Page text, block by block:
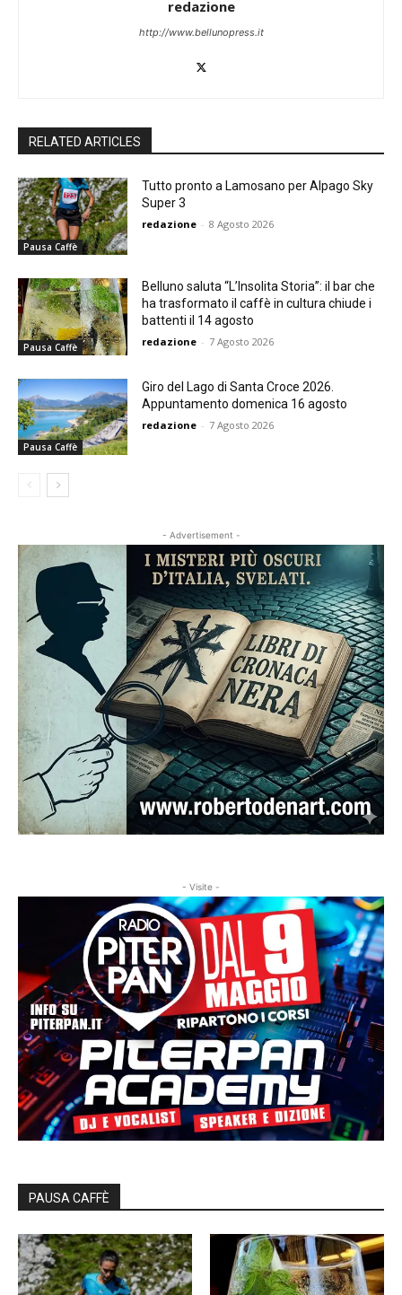
redazione
http://www.bellunopress.it
RELATED ARTICLES
Pausa Caffè
Tutto pronto a Lamosano per Alpago Sky
Super 3
redazione - 8 Agosto 2026
Pausa Caffè
Belluno saluta “L’Insolita Storia”: il bar che
ha trasformato il caffè in cultura chiude i
battenti il 14 agosto
redazione - 7 Agosto 2026
Pausa Caffè
Giro del Lago di Santa Croce 2026.
Appuntamento domenica 16 agosto
redazione - 7 Agosto 2026
- Advertisement -
- Visite -
PAUSA CAFFÈ